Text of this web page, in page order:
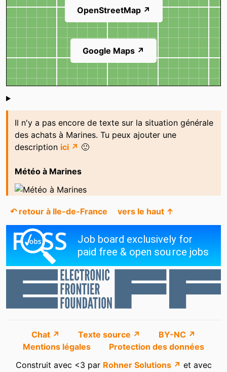
OpenStreetMap ↗
Google Maps ↗
Shoutbox
Il n'y a pas encore de texte sur la situation générale
des achats à Marines. Tu peux ajouter une
description ici ↗ 🙂
Météo à Marines
↶ retour à Ile-de-France vers le haut ↑
Chat ↗ Texte source ↗
BY-NC ↗
Mentions légales
Protection des données
Construit avec <3 par Rohner Solutions ↗ et avec